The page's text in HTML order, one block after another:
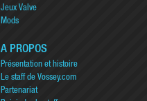
Jeux Valve
Mods
A PROPOS
Présentation et histoire
Le staff de Vossey.com
Partenariat